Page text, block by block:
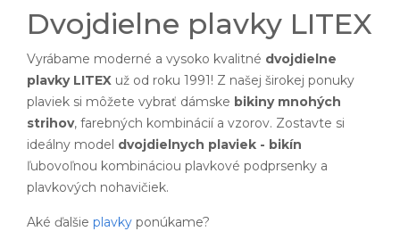
Dvojdielne plavky LITEX
Vyrábame moderné a vysoko kvalitné dvojdielne
plavky LITEX už od roku 1991! Z našej širokej ponuky
plaviek si môžete vybrať dámske bikiny mnohých
strihov, farebných kombinácií a vzorov. Zostavte si
ideálny model dvojdielnych plaviek - bikín
ľubovoľnou kombináciou plavkové podprsenky a
plavkových nohavičiek.
Aké ďalšie plavky ponúkame?